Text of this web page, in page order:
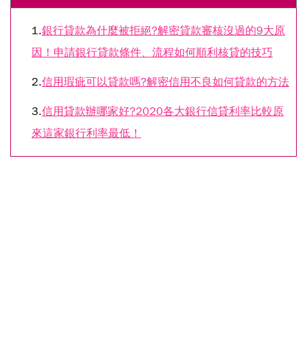
1.銀行貸款為什麼被拒絕?解密貸款審核沒過的9大原
因！申請銀行貸款條件、流程如何順利核貸的技巧
2.信用瑕疵可以貸款嗎?解密信用不良如何貸款的方法
3.信用貸款辦哪家好?2020各大銀行信貸利率比較原
來這家銀行利率最低！